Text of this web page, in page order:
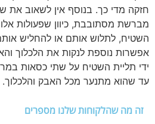
חזקה מדי כך. בנוסף אין לשאוב את
מברשת מסתובבת, כיוון שפעולות אלו
השטיח, לתלוש אותם או להחליש
אפשרות נוספת לנקות את הלכלוך
ידי תליית השטיח על שתי כסאות
עד שהוא מתנער מכל האבק והלכלוך.
זה מה שהלקוחות שלנו מספרים